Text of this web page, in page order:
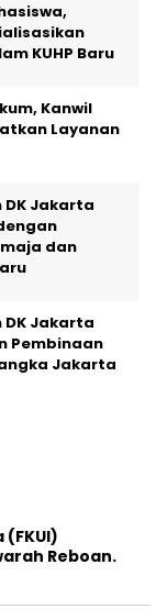
KUHP Baru
Kanwil
Layanan
DK Jakarta
dan
DK Jakarta
Pembinaan
Jakarta
Reboan.